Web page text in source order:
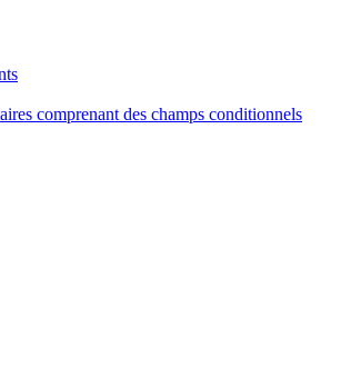
comprenant des champs conditionnels